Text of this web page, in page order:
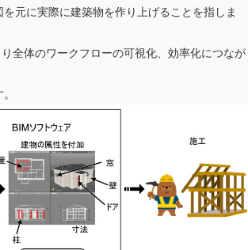
を元に実際に建築物を作り上げることを指しま
全体のワークフローの可視化、効率化につなが